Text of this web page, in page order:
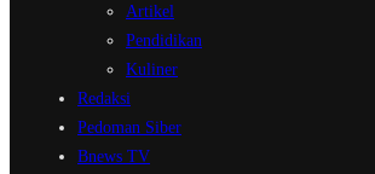
Artikel
Pendidikan
Kuliner
Redaksi
Pedoman Siber
Bnews TV